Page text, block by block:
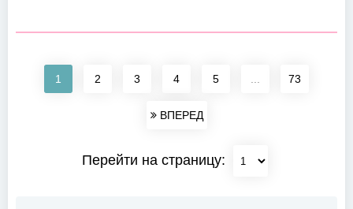
1 2 3 4 5 73
ВПЕРЕД
Перейти на страницу: